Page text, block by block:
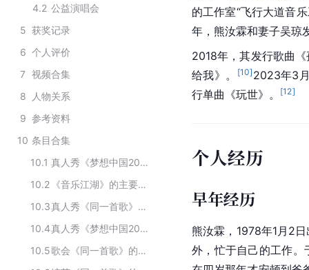
4.2 公益演唱会
5 获奖记录
6 个人评价
7 视频合集
8
人物关系
9 参考资料
10 条目合集
10.1
真人秀《梦想中国2006》主要演员
10.2
《音乐江湖》的主要演员
10.3
真人秀《同一首歌》的演职人员
10.4
真人秀《梦想中国2006》的主要参演人员
10.5
歌会《同一首歌》的主要嘉宾
的工作室“飞行大道音
年，熊汝霖和妻子吴琼
2018年，其发行歌曲
给我》。
[10] 2023年3
行单曲《玩世》。
[12]
个人经历
早年经历
熊汝霖，1978年1月2
外，忙于自己的工作。